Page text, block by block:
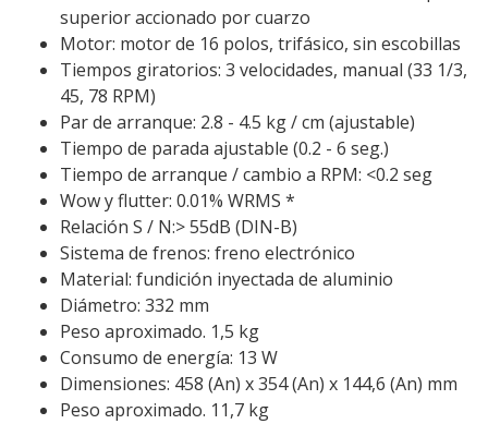
superior accionado por cuarzo
Motor: motor de 16 polos, trifásico, sin escobillas
Tiempos giratorios: 3 velocidades, manual (33 1/3,
45, 78 RPM)
Par de arranque: 2.8 - 4.5 kg / cm (ajustable)
Tiempo de parada ajustable (0.2 - 6 seg.)
Tiempo de arranque / cambio a RPM: <0.2 seg
Wow y flutter: 0.01% WRMS *
Relación S / N:> 55dB (DIN-B)
Sistema de frenos: freno electrónico
Material: fundición inyectada de aluminio
Diámetro: 332 mm
Peso aproximado. 1,5 kg
Consumo de energía: 13 W
Dimensiones: 458 (An) x 354 (An) x 144,6 (An) mm
Peso aproximado. 11,7 kg